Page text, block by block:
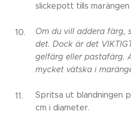
slickepott tills
Om du vill addera färg,
det. Dock är det
gelfärg eller pastafärg.
mycket vätska i
Spritsa ut blandningen
cm i diameter.